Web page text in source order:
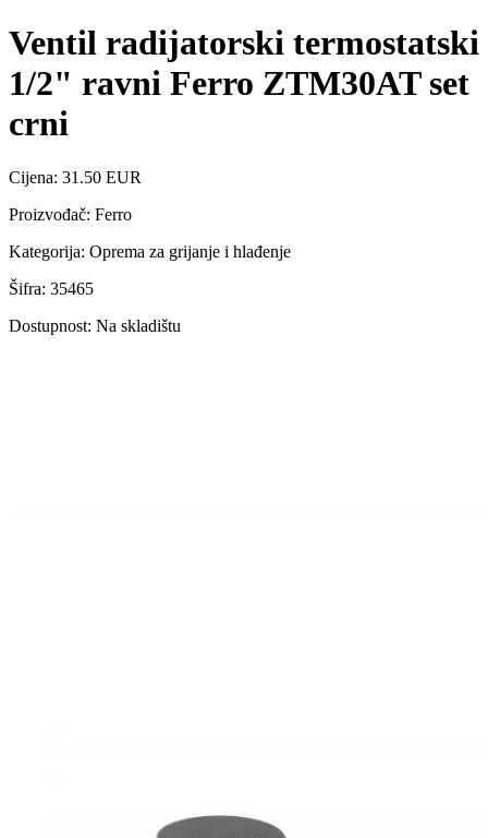
Ventil radijatorski termostatski
1/2" ravni Ferro ZTM30AT set
crni
Cijena: 31.50 EUR
Proizvođač: Ferro
Kategorija: Oprema za grijanje i hlađenje
Šifra: 35465
Dostupnost: Na skladištu